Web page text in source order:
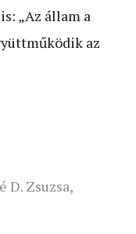
„Az állam a
az
D. Zsuzsa,